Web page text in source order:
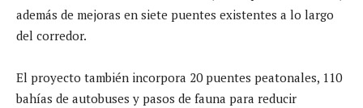
además de mejoras en siete puentes existentes a lo largo
del corredor.
El proyecto también incorpora 20 puentes peatonales, 110
bahías de autobuses y pasos de fauna para reducir